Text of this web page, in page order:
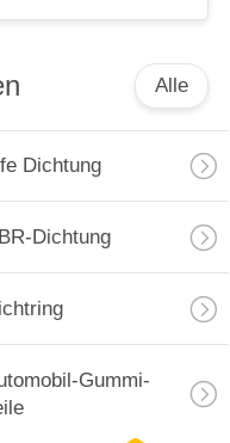
Alle
Dichtung
Dichtung
Gummi-